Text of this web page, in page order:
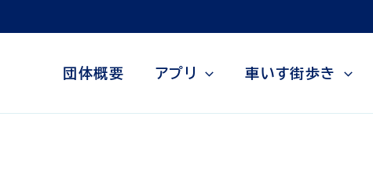
団体概要 アプリ 車いす街歩き